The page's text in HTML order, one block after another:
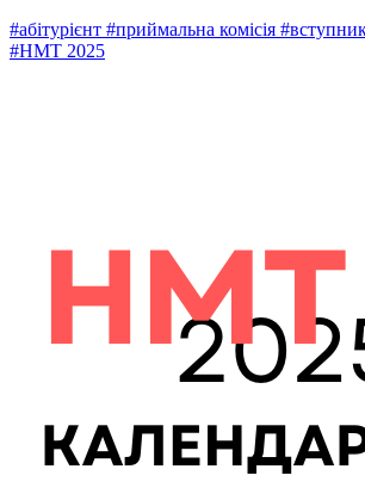
#абітурієнт #приймальна комісія
#НМТ 2025